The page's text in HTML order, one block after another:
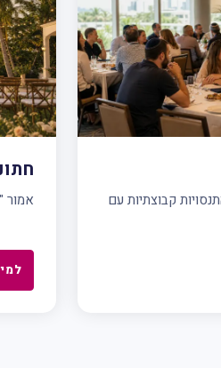
קבוצתיות עם
אמור "I do" בגן עדן עם תיאום נסיעות קבוצתי מלא.